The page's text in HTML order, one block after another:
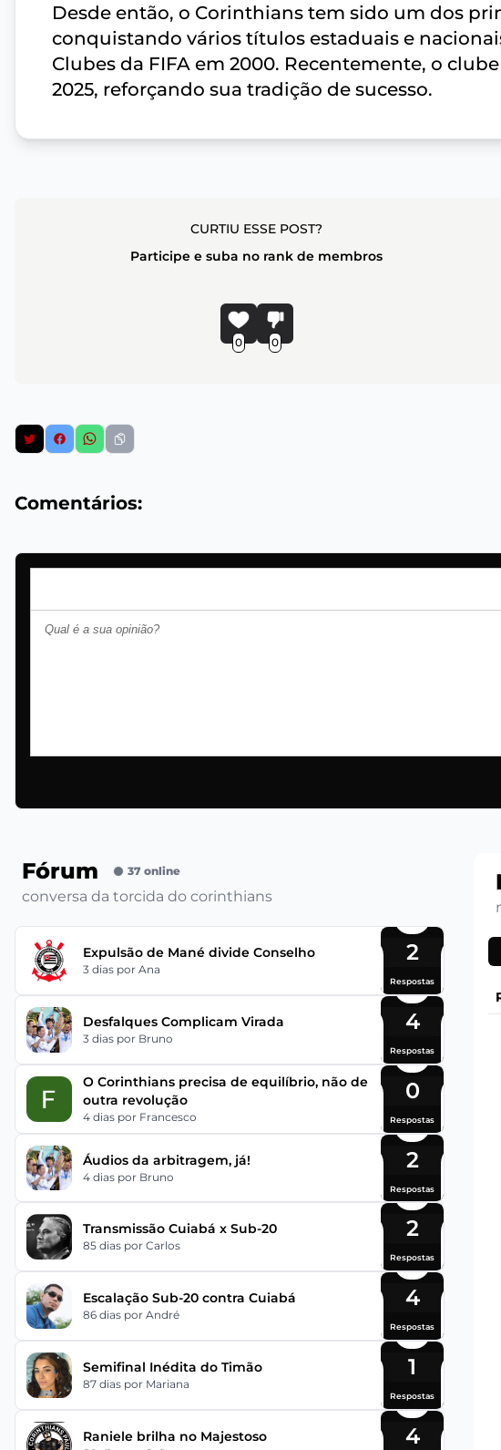
Desde então, o Corinthians tem sido um dos
conquistando vários títulos estaduais e
Clubes da FIFA em 2000. Recentemente, o
2025, reforçando sua tradição de sucesso.
CURTIU ESSE POST?
Participe e suba no rank de membros
0 0
Comentários:
Fórum 37 online
conversa da torcida do corinthians
Expulsão de Mané divide Conselho
3 dias por Ana
2
Respostas
Desfalques Complicam Virada
3 dias por Bruno
4
Respostas
O Corinthians precisa de equilíbrio, não de
outra revolução
4 dias por Francesco
0
Respostas
Áudios da arbitragem, já!
4 dias por Bruno
2
Respostas
Transmissão Cuiabá x Sub-20
85 dias por Carlos
2
Respostas
Escalação Sub-20 contra Cuiabá
86 dias por André
4
Respostas
Semifinal Inédita do Timão
87 dias por Mariana
1
Respostas
Raniele brilha no Majestoso 4